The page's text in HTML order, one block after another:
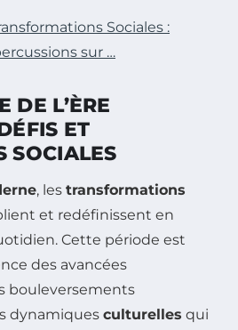
Sociales :
sur …
DE L’ÈRE
ET
SOCIALES
, les transformations
et redéfinissent en
Cette période est
des avancées
bouleversements
dynamiques culturelles qui